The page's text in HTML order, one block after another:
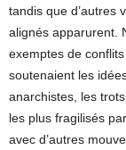
tandis que d’autres
alignés apparurent.
exemptes de
soutenaient les
anarchistes, les
les plus fragilisés
avec d’autres